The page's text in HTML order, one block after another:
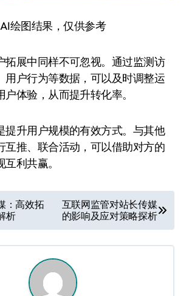
AI绘图结果，仅供参考
拓展中同样不可忽视。通过监测访
用户行为等数据，可以及时调整运
体验，从而提升转化率。
提升用户规模的有效方式。与其他
互推、联合活动，可以借助对方的
利共赢。
：高效拓
析
互联网监管对站长传媒
的影响及应对策略探析